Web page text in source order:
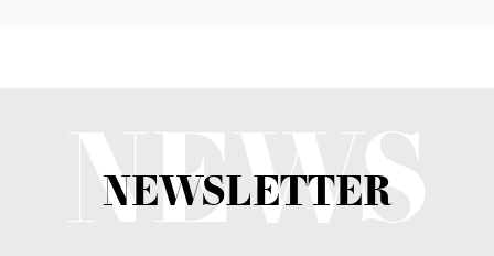
NEWS
NEWSLETTER